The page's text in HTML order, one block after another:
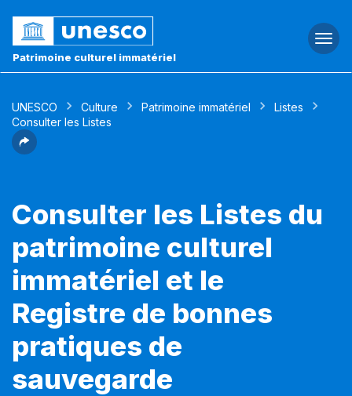
Patrimoine culturel immatériel
UNESCO Culture Patrimoine immatériel
Listes
Consulter les Listes
Consulter les Listes du
patrimoine culturel
immatériel et le
Registre de bonnes
pratiques de
sauvegarde